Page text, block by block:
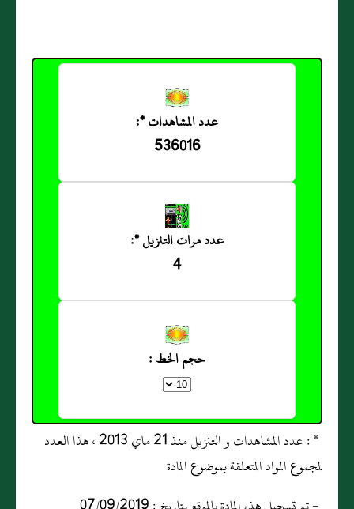
عدد المشاهدات *:
536016
عدد مرات التنزيل *:
4
حجم الخط :
* : عدد المشاهدات و التنزيل منذ 21 ماي 2013 ، هذا العدد
لمجموع المواد المتعلقة بموضوع المادة